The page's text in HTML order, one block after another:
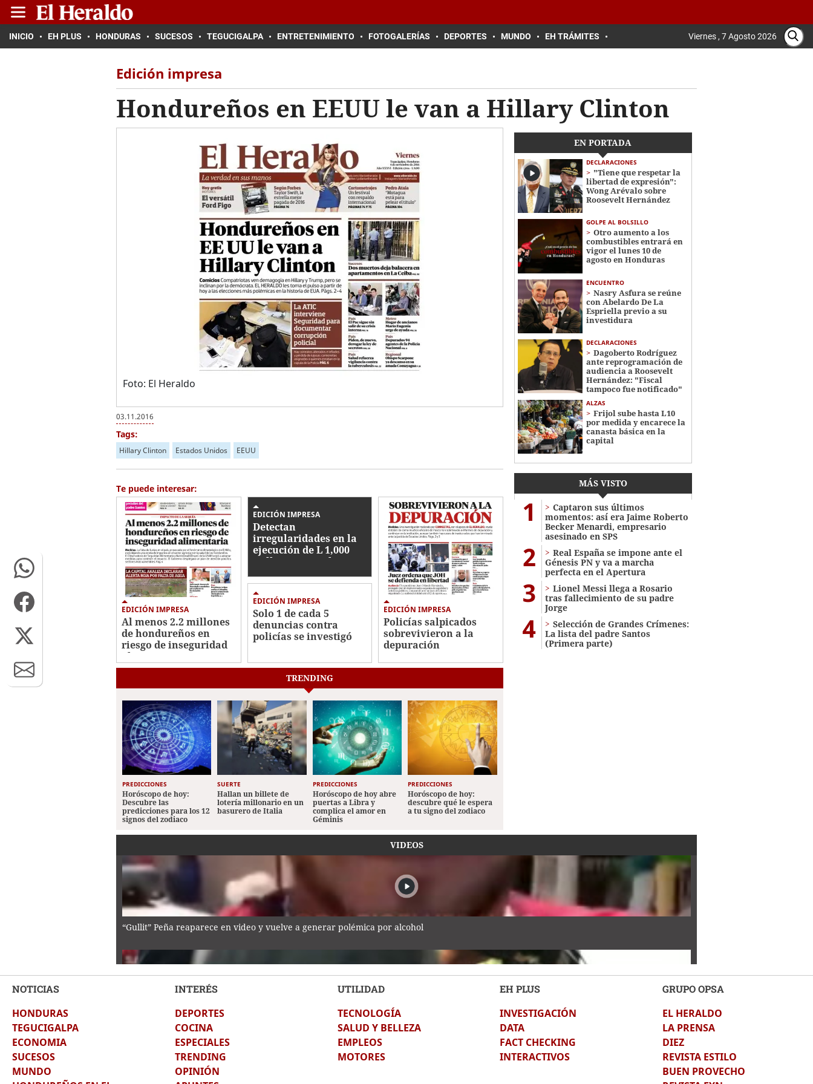
INICIO EH PLUS HONDURAS SUCESOS TEGUCIGALPA ENTRETENIMIENTO FOTOGALERÍAS DEPORTES MUNDO EH TRÁMITES Viernes , 7 Agosto 2026
Edición impresa
Hondureños en EEUU le van a Hillary Clinton
Foto: El Heraldo
03.11.2016
Tags:
Hillary Clinton Estados Unidos EEUU
Te puede interesar:
EDICIÓN IMPRESA
Al menos 2.2 millones
de hondureños en
riesgo de inseguridad
alimentaria
EDICIÓN IMPRESA
Detectan
irregularidades en la
ejecución de L 1,000
millones en embargos
EDICIÓN IMPRESA
Solo 1 de cada 5
denuncias contra
policías se investigó
EDICIÓN IMPRESA
Policías salpicados
sobrevivieron a la
depuración
EN PORTADA
DECLARACIONES
"Tiene que respetar la
libertad de expresión":
Wong Arévalo sobre
Roosevelt Hernández
GOLPE AL BOLSILLO
Otro aumento a los
combustibles entrará en
vigor el lunes 10 de
agosto en Honduras
ENCUENTRO
Nasry Asfura se reúne
con Abelardo De La
Espriella previo a su
investidura
DECLARACIONES
Dagoberto Rodríguez
ante reprogramación de
audiencia a Roosevelt
Hernández: "Fiscal
tampoco fue notificado"
ALZAS
Frijol sube hasta L10
por medida y encarece la
canasta básica en la
capital
MÁS VISTO
1
Captaron sus últimos
momentos: así era Jaime Roberto
Becker Menardi​​​, empresario
asesinado en SPS
2
Real España se impone ante el
Génesis PN y va a marcha
perfecta en el Apertura
3
Lionel Messi llega a Rosario
tras fallecimiento de su padre
Jorge
4
Selección de Grandes Crímenes:
La lista del padre Santos
(Primera parte)
TRENDING
PREDICCIONES
Horóscopo de hoy:
Descubre las
predicciones para los 12
signos del zodiaco
SUERTE
Hallan un billete de
lotería millonario en un
basurero de Italia
PREDICCIONES
Horóscopo de hoy abre
puertas a Libra y
complica el amor en
Géminis
PREDICCIONES
Horóscopo de hoy:
descubre qué le espera
a tu signo del zodiaco
VIDEOS
“Gullit” Peña reaparece en video y vuelve a generar polémica por alcohol
Periodistas comparecen ante juzgado tras no ser notificados de reprogramación de audiencia de Roosevelt Hernández
NOTICIAS
HONDURAS
TEGUCIGALPA
ECONOMIA
SUCESOS
MUNDO
INTERÉS
DEPORTES
COCINA
ESPECIALES
TRENDING
OPINIÓN
UTILIDAD
TECNOLOGÍA
SALUD Y BELLEZA
EMPLEOS
MOTORES
EH PLUS
INVESTIGACIÓN
DATA
FACT CHECKING
INTERACTIVOS
GRUPO OPSA
EL HERALDO
LA PRENSA
DIEZ
REVISTA ESTILO
BUEN PROVECHO